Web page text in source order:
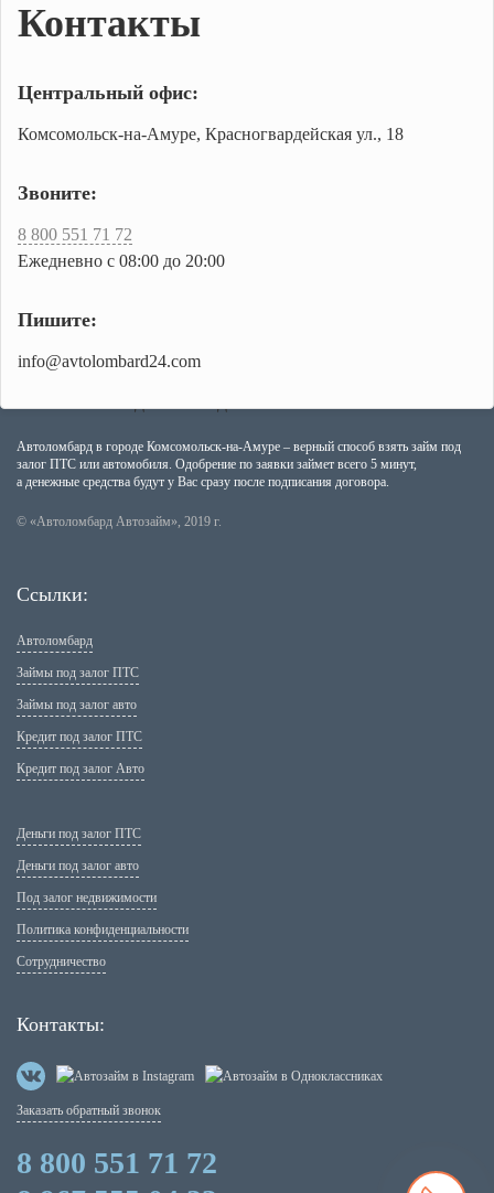
Контакты
Центральный офис:
Комсомольск-на-Амуре, Красногвардейская ул., 18
Звоните:
8 800 551 71 72
Ежедневно с 08:00 до 20:00
Пишите:
info@avtolombard24.com
Автоломбард в городе Комсомольск-на-Амуре – верный способ взять займ под
залог ПТС или автомобиля. Одобрение по заявки займет всего 5 минут,
а денежные средства будут у Вас сразу после подписания договора.
© «Автоломбард Автозайм», 2019 г.
Ссылки:
Автоломбард
Займы под залог ПТС
Займы под залог авто
Кредит под залог ПТС
Кредит под залог Авто
Деньги под залог ПТС
Деньги под залог авто
Под залог недвижимости
Политика конфиденциальности
Сотрудничество
Контакты:
Заказать обратный звонок
8 800 551 71 72